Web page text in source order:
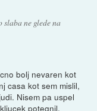
ne glede na
bolj nevaren kot
casa kot sem mislil,
Nisem pa uspel
potegnil.